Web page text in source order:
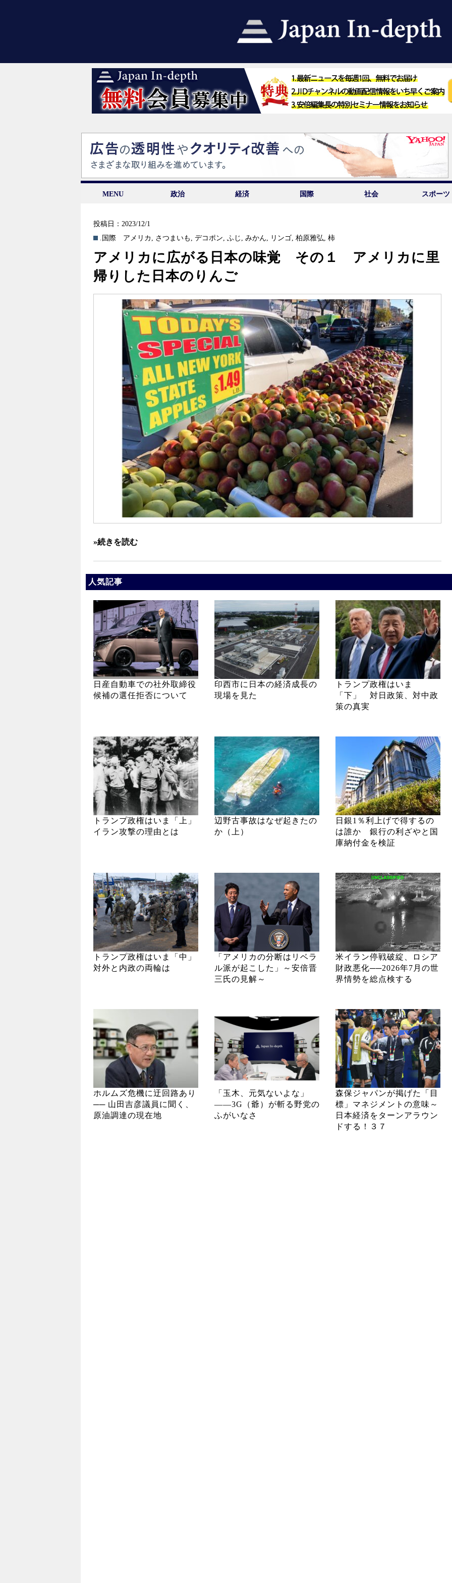
MENU 政治 経済 国際 社会 スポーツ
投稿日：2023/12/1
.国際
アメリカ , さつまいも ,デコポン,ふじ ,みかん, リンゴ,柏原雅弘,柿
アメリカに広がる日本の味覚 その１ アメリカに里
帰りした日本のりんご
»続きを読む
人気記事
日産自動車での社外取締役
候補の選任拒否について
印西市に日本の経済成長の
現場を見た
トランプ政権はいま
「下」 対日政策、対中政
策の真実
トランプ政権はいま「上」
イラン攻撃の理由とは
辺野古事故はなぜ起きたの
か（上）
日銀1％利上げで得するの
は誰か 銀行の利ざやと国
庫納付金を検証
トランプ政権はいま「中」
対外と内政の両輪は
「アメリカの分断はリベラ
ル派が起こした」～安倍晋
三氏の見解～
米イラン停戦破綻、ロシア
財政悪化──2026年7月の世
界情勢を総点検する
ホルムズ危機に迂回路あり
── 山田吉彦議員に聞く、
原油調達の現在地
「玉木、元気ないよな」
――3G（爺）が斬る野党の
ふがいなさ
森保ジャパンが掲げた「目
標」マネジメントの意味～
日本経済をターンアラウン
ドする！３７